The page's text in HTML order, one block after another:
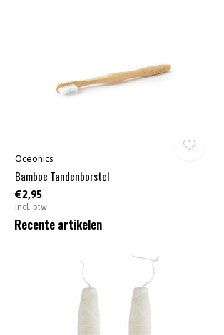
Oceonics
Bamboe Tandenborstel
€2,95
Incl. btw
Recente artikelen